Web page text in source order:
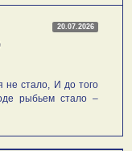
20.07.2026
не стало, И до того
рыбьем стало –